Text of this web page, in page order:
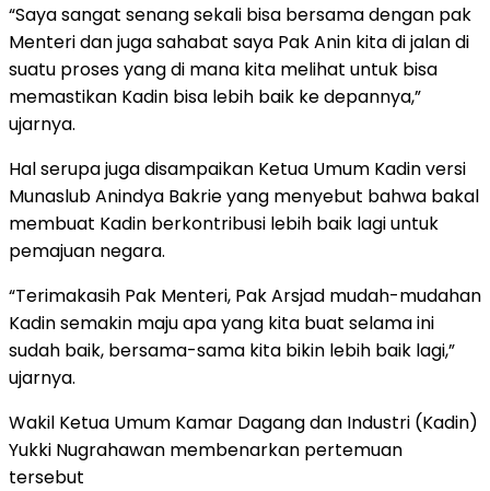
“Saya sangat senang sekali bisa bersama dengan pak
Menteri dan juga sahabat saya Pak Anin kita di jalan di
suatu proses yang di mana kita melihat untuk bisa
memastikan Kadin bisa lebih baik ke depannya,”
ujarnya.
Hal serupa juga disampaikan Ketua Umum Kadin versi
Munaslub Anindya Bakrie yang menyebut bahwa bakal
membuat Kadin berkontribusi lebih baik lagi untuk
pemajuan negara.
“Terimakasih Pak Menteri, Pak Arsjad mudah-mudahan
Kadin semakin maju apa yang kita buat selama ini
sudah baik, bersama-sama kita bikin lebih baik lagi,”
ujarnya.
Wakil Ketua Umum Kamar Dagang dan Industri (Kadin)
Yukki Nugrahawan membenarkan pertemuan
tersebut